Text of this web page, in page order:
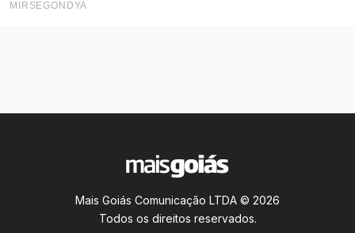
Mais Goiás Comunicação LTDA © 2026
Todos os direitos reservados.